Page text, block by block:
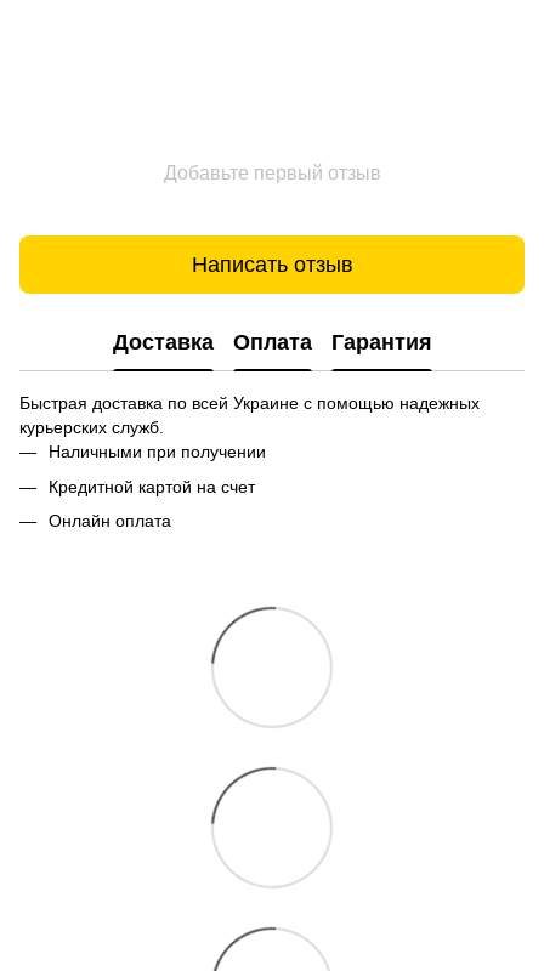
Добавьте первый отзыв
Написать отзыв
Доставка Оплата Гарантия
Быстрая доставка по всей Украине с помощью надежных
курьерских служб.
Наличными при получении
Кредитной картой на счет
Онлайн оплата